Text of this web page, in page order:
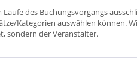
des Buchungsvorgangs
Kategorien auswählen
sondern der Veranstalter.